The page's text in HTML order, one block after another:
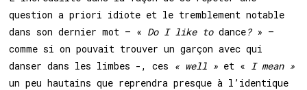
question a priori idiote et le tremblement notable
dans son dernier mot – « Do I like todance?» –
comme si on pouvait trouver un garçon avec qui
danser dans les limbes -, ces « well » et « I mean »
un peu hautains que reprendra presque à l’identique